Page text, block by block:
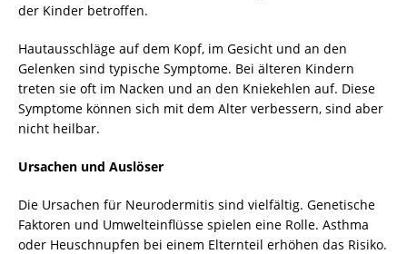
der Kinder betroffen.
Hautausschläge auf dem Kopf, im Gesicht und an den
Gelenken sind typische Symptome. Bei älteren Kindern
treten sie oft im Nacken und an den Kniekehlen auf. Diese
Symptome können sich mit dem Alter verbessern, sind aber
nicht heilbar.
Ursachen und Auslöser
Die Ursachen für Neurodermitis sind vielfältig. Genetische
Faktoren und Umwelteinflüsse spielen eine Rolle. Asthma
oder Heuschnupfen bei einem Elternteil erhöhen das Risiko.